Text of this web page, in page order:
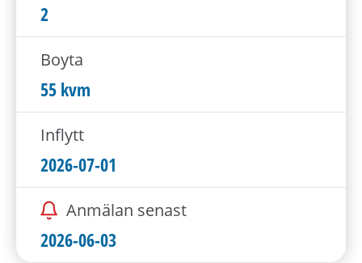
t
2
Boyta
55 kvm
Inflytt
2026-07-01
Anmälan senast
2026-06-03